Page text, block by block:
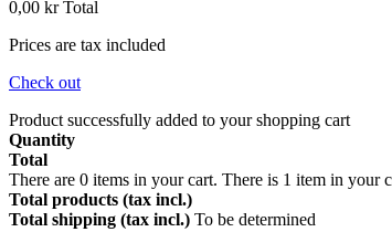
0,00 kr Total
Prices are tax included
Check out
Product successfully added to your shopping cart
Quantity
Total
There are 0 items in your cart. There is 1 item in your
Total products (tax incl.)
Total shipping (tax incl.) To be determined